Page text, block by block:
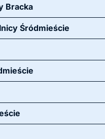
Bracka
Śródmieście